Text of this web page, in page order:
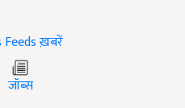
ख़बरें
जॉब्स